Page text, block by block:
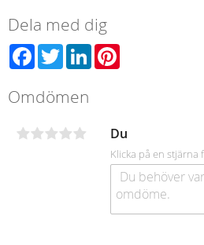
Dela med dig
Facebook
TwitterLinkedIn
Omdömen
Du
Klicka på en stjärna